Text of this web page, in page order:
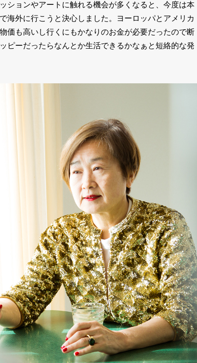
ションやアートに触れる機会が多くなると、今度は本
海外に行こうと決心しました。ヨーロッパとアメリカ
価も高いし行くにもかなりのお金が必要だったので断
ピーだったらなんとか生活できるかなぁと短絡的な発